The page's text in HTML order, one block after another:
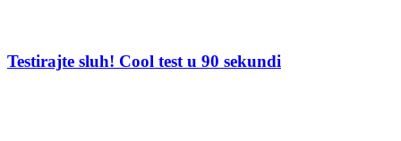
Testirajte sluh! Cool test u 90 sekundi